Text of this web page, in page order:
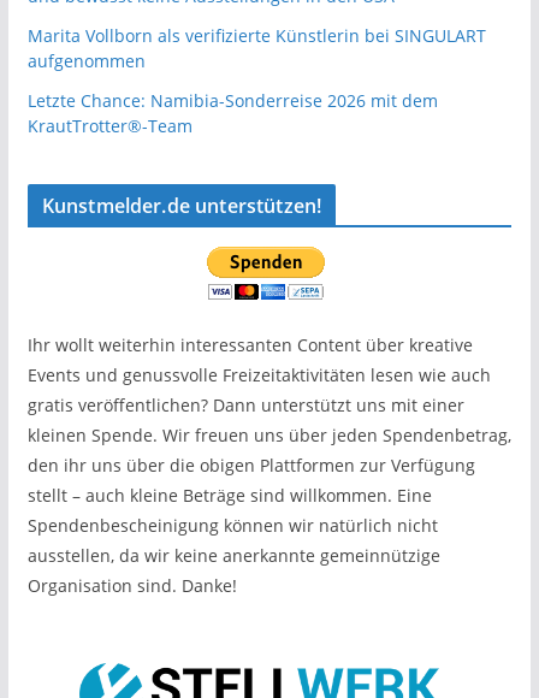
Marita Vollborn als verifizierte Künstlerin bei SINGULART
aufgenommen
Letzte Chance: Namibia-Sonderreise 2026 mit dem
KrautTrotter®-Team
Kunstmelder.de unterstützen!
Ihr wollt weiterhin interessanten Content über kreative
Events und genussvolle Freizeitaktivitäten lesen wie auch
gratis veröffentlichen? Dann unterstützt uns mit einer
kleinen Spende. Wir freuen uns über jeden Spendenbetrag,
den ihr uns über die obigen Plattformen zur Verfügung
stellt – auch kleine Beträge sind willkommen. Eine
Spendenbescheinigung können wir natürlich nicht
ausstellen, da wir keine anerkannte gemeinnützige
Organisation sind. Danke!